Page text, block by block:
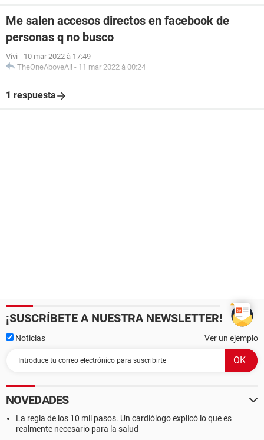
Me salen accesos directos en facebook de
personas q no busco
Vivi - 10 mar 2022 à 17:49
TheOneAboveAll - 11 mar 2022 à 00:24
1 respuesta
¡SUSCRÍBETE A NUESTRA NEWSLETTER!
Noticias Ver un ejemplo
NOVEDADES
La regla de los 10 mil pasos. Un cardiólogo explicó lo que es
realmente necesario para la salud